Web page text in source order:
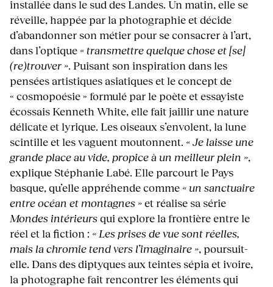
installée dans le sud des Landes. Un matin, elle se
réveille, happée par la photographie et décide
d’abandonner son métier pour se consacrer à l’art,
dans l’optique « transmettre quelque chose et [se]
(re)trouver ». Puisant son inspiration dans les
pensées artistiques asiatiques et le concept de
« cosmopoésie » formulé par le poète et essayiste
écossais Kenneth White, elle fait jaillir une nature
délicate et lyrique. Les oiseaux s’envolent, la lune
scintille et les vaguent moutonnent. « Je laisse une
grande place au vide, propice à un meilleur plein »,
explique Stéphanie Labé. Elle parcourt le Pays
basque, qu’elle appréhende comme « un sanctuaire
entre océan et montagnes »et réalise sa série
Mondes intérieursqui explore la frontière entre le
réel et la fiction : « Les prises de vue sont réelles,
mais la chromie tend vers l’imaginaire », poursuit-
elle. Dans des diptyques aux teintes sépia et ivoire,
la photographe fait rencontrer les éléments qui